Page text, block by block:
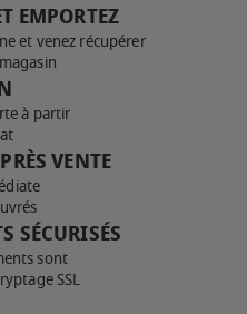
EMPORTEZ
et venez récupérer
à partir
VENTE
SÉCURISÉS
sont
SSL